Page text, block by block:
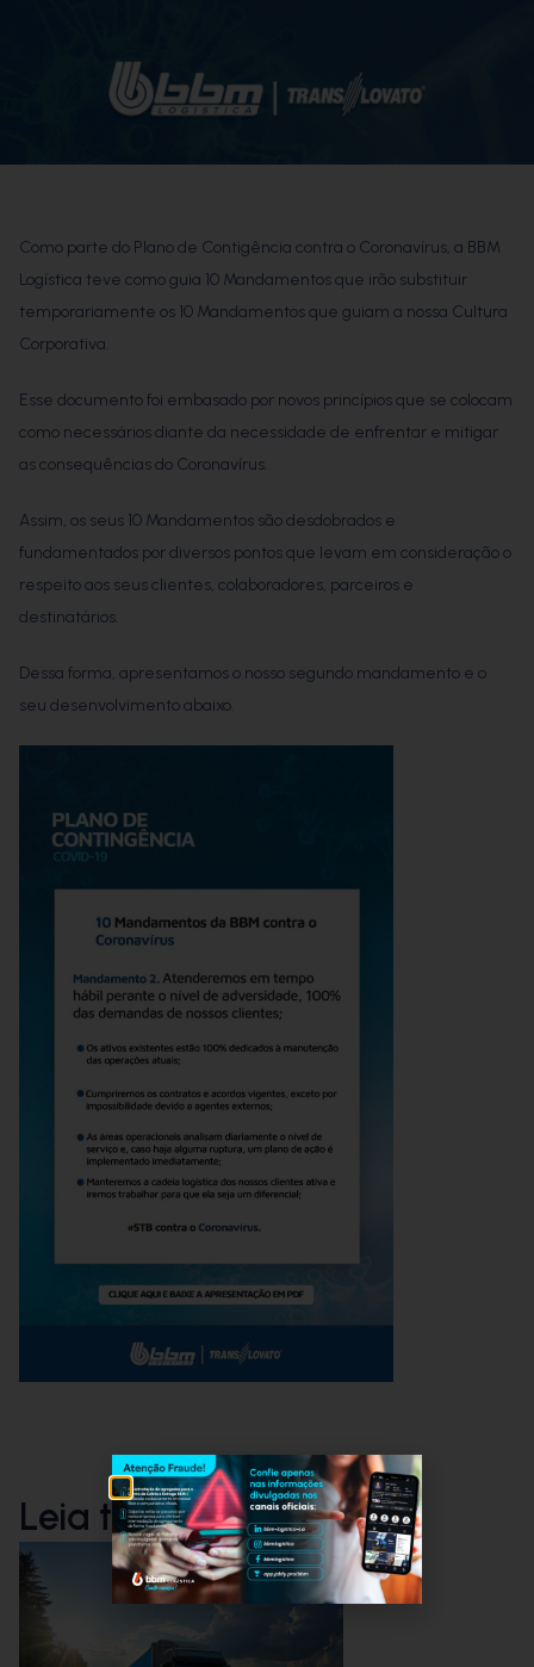
Como parte do Plano de Contigência contra o Coronavírus, a BBM
Logística teve como guia 10 Mandamentosque irão substituir
temporariamente os 10 Mandamentos que guiam a nossa Cultura
Corporativa.
Esse documento foi embasado por novos princípios que se colocam
como necessários diante da necessidade de enfrentar e mitigar
as consequências do Coronavírus.
Assim, os seus 10 Mandamentos são desdobrados e
fundamentados por diversos pontos que levam em consideração o
respeito aos seus clientes, colaboradores, parceiros e
destinatários.
Dessa forma, apresentamos o nosso segundo mandamento e o
seu desenvolvimento abaixo.
Leia também